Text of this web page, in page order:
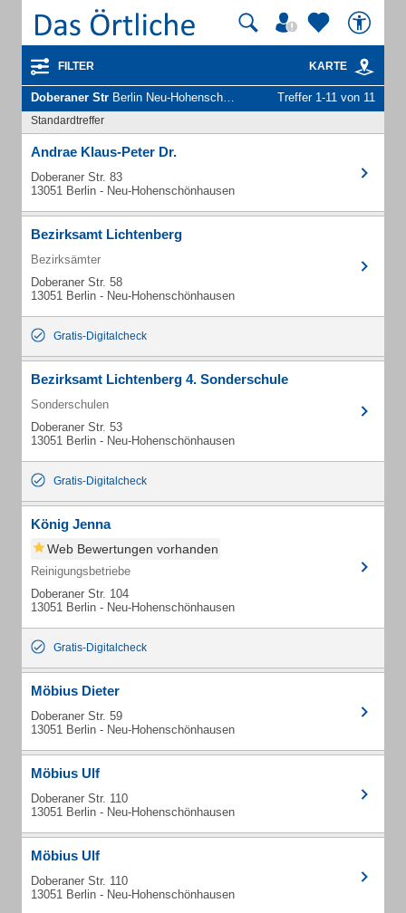
FILTER KARTE
Doberaner Str Berlin Neu-Hohenschönhausen - Unternehmen und Personen Treffer 1-11 von 11
Standardtreffer
Andrae Klaus-Peter Dr.
Doberaner Str. 83
13051 Berlin - Neu-Hohenschönhausen
Bezirksamt Lichtenberg
Bezirksämter
Doberaner Str. 58
13051 Berlin - Neu-Hohenschönhausen
Gratis-Digitalcheck
Bezirksamt Lichtenberg 4. Sonderschule
Sonderschulen
Doberaner Str. 53
13051 Berlin - Neu-Hohenschönhausen
Gratis-Digitalcheck
König Jenna
Web Bewertungen vorhanden
Reinigungsbetriebe
Doberaner Str. 104
13051 Berlin - Neu-Hohenschönhausen
Gratis-Digitalcheck
Möbius Dieter
Doberaner Str. 59
13051 Berlin - Neu-Hohenschönhausen
Möbius Ulf
Doberaner Str. 110
13051 Berlin - Neu-Hohenschönhausen
Möbius Ulf
Doberaner Str. 110
13051 Berlin - Neu-Hohenschönhausen